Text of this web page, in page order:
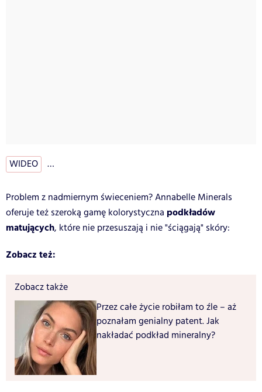
WIDEO …
Problem z nadmiernym świeceniem? Annabelle Minerals
oferuje też szeroką gamę kolorystyczna podkładów
matujących, które nie przesuszają i nie "ściągają" skóry:
Zobacz też:
Zobacz także
Przez całe życie robiłam to źle – aż
poznałam genialny patent. Jak
nakładać podkład mineralny?